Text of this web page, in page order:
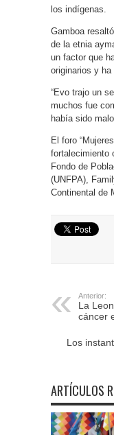
los indígenas.
Gamboa
de la etnia
un factor que
originarios y ha
“Evo trajo un
muchos fue
había sido
El foro
fortalecimiento
Fondo de
(UNFPA),
Continental de
Anterior:
La
cáncer
Los
ARTÍCULOS